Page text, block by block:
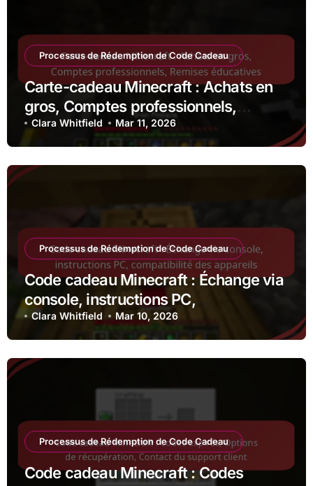
Processus de Rédemption de Code Cadeau
Carte-cadeau Minecraft : Achats en
gros, Comptes professionnels,
Remises éducatives
Clara Whitfield Mar 11, 2026
Processus de Rédemption de Code Cadeau
Code cadeau Minecraft : Échange via
console, instructions PC,
compatibilité des appareils
Clara Whitfield Mar 10, 2026
Processus de Rédemption de Code Cadeau
Code cadeau Minecraft : Codes